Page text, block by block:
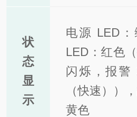
状
态
显
示
电源 LED
LED：红色
闪烁，报警
（快速））
黄色